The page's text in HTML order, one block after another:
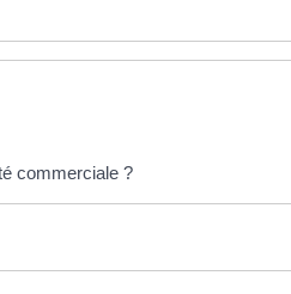
commerciale ?